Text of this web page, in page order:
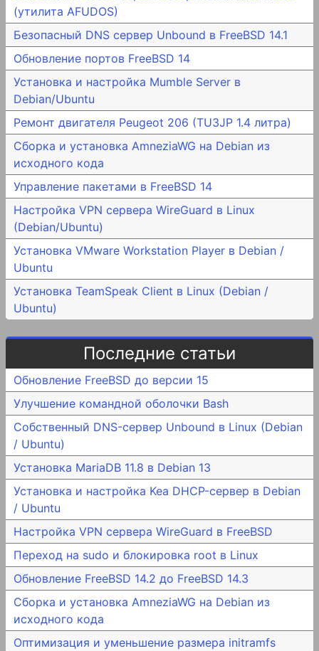
(утилита AFUDOS)
Безопасный DNS сервер Unbound в FreeBSD 14.1
Обновление портов FreeBSD 14
Установка и настройка Mumble Server в
Debian/Ubuntu
Ремонт двигателя Peugeot 206 (TU3JP 1.4 литра)
Сборка и установка AmneziaWG на Debian из
исходного кода
Управление пакетами в FreeBSD 14
Настройка VPN сервера WireGuard в Linux
(Debian/Ubuntu)
Установка VMware Workstation Player в Debian /
Ubuntu
Установка TeamSpeak Client в Linux (Debian /
Ubuntu)
Последние статьи
Обновление FreeBSD до версии 15
Улучшение командной оболочки Bash
Собственный DNS-сервер Unbound в Linux (Debian
/ Ubuntu)
Установка MariaDB 11.8 в Debian 13
Установка и настройка Kea DHCP-сервер в Debian
/ Ubuntu
Настройка VPN сервера WireGuard в FreeBSD
Переход на sudo и блокировка root в Linux
Обновление FreeBSD 14.2 до FreeBSD 14.3
Сборка и установка AmneziaWG на Debian из
исходного кода
Оптимизация и уменьшение размера initramfs